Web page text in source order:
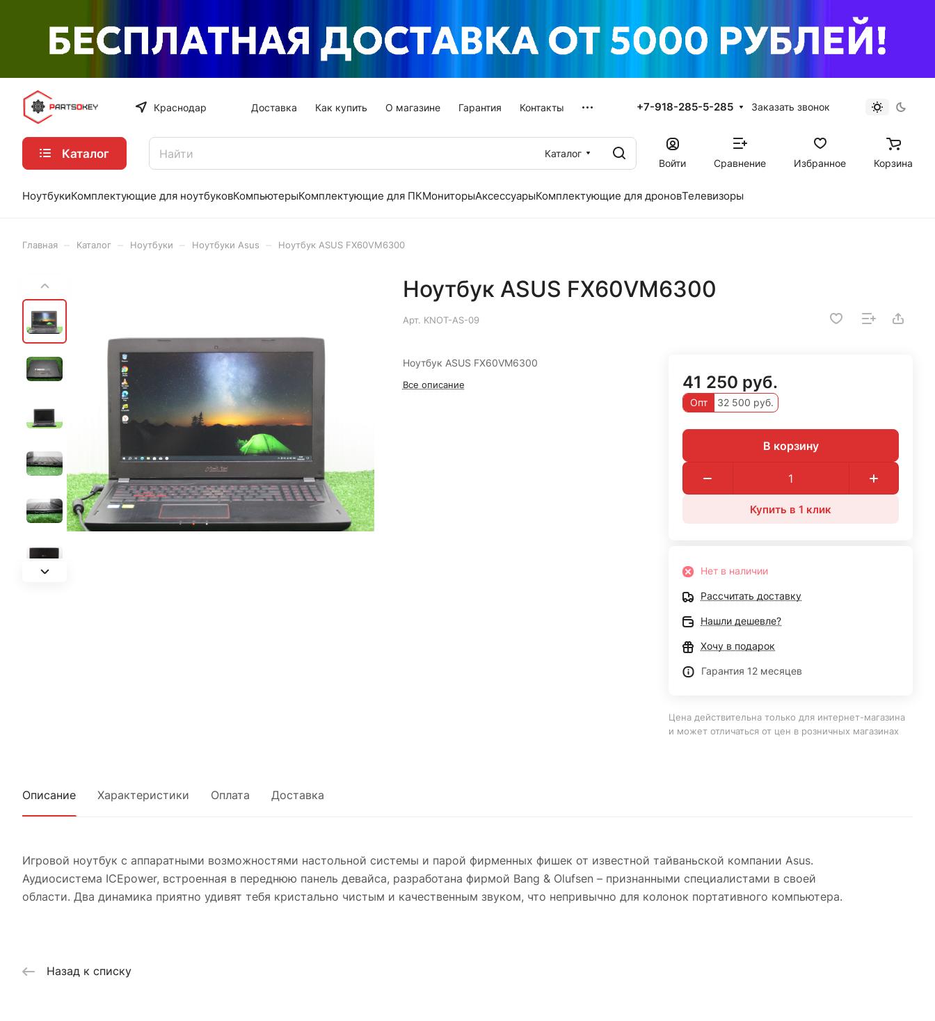
Краснодар Доставка Как купить О магазине Гарантия Контакты +7-918-285-5-285 Заказать звонок
Каталог
Каталог
Войти
Сравнение Избранное Корзина
НоутбукиКомплектующие для ноутбуковКомпьютерыКомплектующие для ПКМониторыАксессуарыКомплектующие для дроновТелевизоры
Главная Каталог Ноутбуки Ноутбуки Asus Ноутбук ASUS FX60VM6300
Ноутбук ASUS FX60VM6300
Арт. KNOT-AS-09
Ноутбук ASUS FX60VM6300
Все описание 41 250 руб.
Опт 32 500 руб.
В корзину
Купить в 1 клик
Нет в наличии
Рассчитать доставку
Нашли дешевле?
Хочу в подарок
Гарантия 12 месяцев
Цена действительна только для интернет-магазина
и может отличаться от цен в розничных магазинах
Описание Характеристики Оплата Доставка
Игровой ноутбук с аппаратными возможностями настольной системы и парой фирменных фишек от известной тайваньской компании Asus.
Аудиосистема ICEpower, встроенная в переднюю панель девайса, разработана фирмой Bang & Olufsen – признанными специалистами в своей
области. Два динамика приятно удивят тебя кристально чистым и качественным звуком, что непривычно для колонок портативного компьютера.
Назад к списку